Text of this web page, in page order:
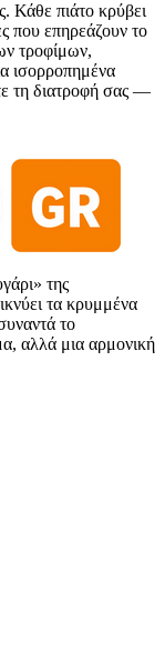
Κάθε πιάτο κρύβει
που επηρεάζουν το
τροφίμων,
ισορροπημένα
τη διατροφή σας —
της
τα κρυμμένα
το
αλλά μια αρμονική